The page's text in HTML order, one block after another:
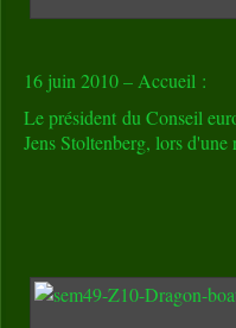
16 juin 2010 – Accueil :
Le président du Conseil
Jens Stoltenberg, lors